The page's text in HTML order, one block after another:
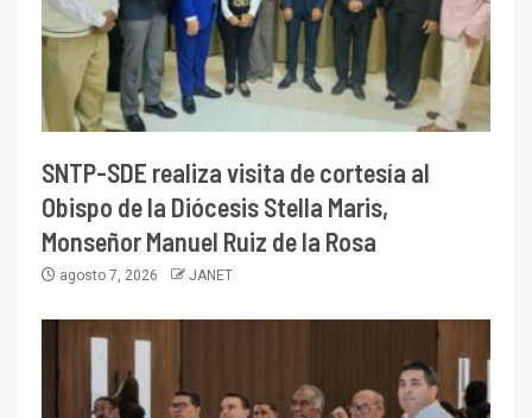
SNTP-SDE realiza visita de cortesía al
Obispo de la Diócesis Stella Maris,
Monseñor Manuel Ruiz de la Rosa
agosto 7, 2026 JANET